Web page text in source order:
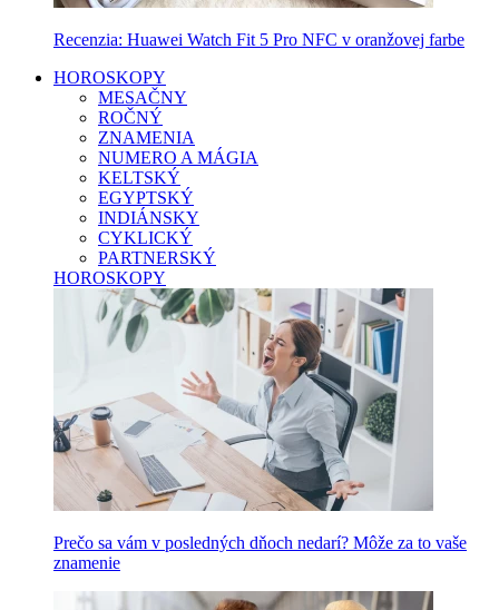
Recenzia: Huawei Watch Fit 5 Pro NFC v oranžovej farbe
HOROSKOPY
MESAČNY
ROČNÝ
ZNAMENIA
NUMERO A MÁGIA
KELTSKÝ
EGYPTSKÝ
INDIÁNSKY
CYKLICKÝ
PARTNERSKÝ
HOROSKOPY
Prečo sa vám v posledných dňoch nedarí? Môže za to vaše
znamenie